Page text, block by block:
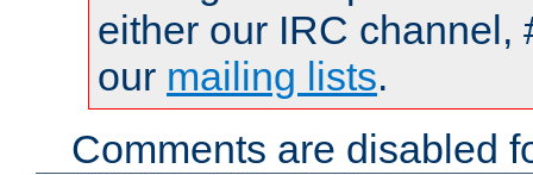
either our IRC channel,
our mailing lists.
Comments are disabled